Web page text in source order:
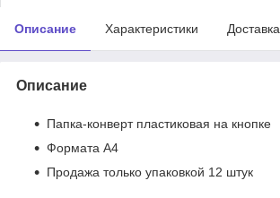
Описание Характеристики Доставка
Описание
Папка-конверт пластиковая на кнопке
Формата А4
Продажа только упаковкой 12 штук